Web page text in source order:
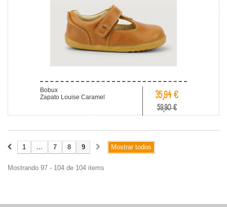
Bobux
Zapato Louise Caramel
35,94 €
59,90 €
Mostrar todos
1 ... 7 8 9
Mostrando 97 - 104 de 104 items